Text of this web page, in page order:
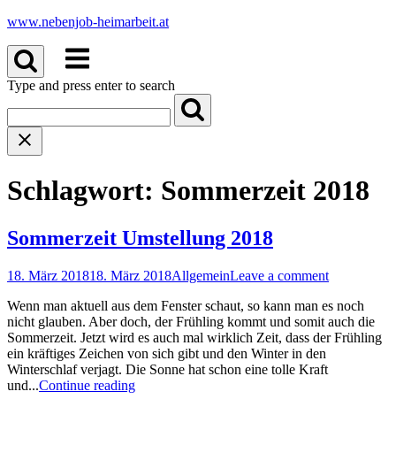
Skip
content
www.nebenjob-heimarbeit.at
Menu
Type and press enter to search
Schlagwort: Sommerzeit 2018
Sommerzeit Umstellung 2018
18. März 201818. März 2018AllgemeinLeave a comment
Wenn man aktuell aus dem Fenster schaut, so kann man es noch
nicht glauben. Aber doch, der Frühling kommt und somit auch die
Sommerzeit. Jetzt wird es auch mal wirklich Zeit, dass der Frühling
ein kräftiges Zeichen von sich gibt und den Winter in den
Winterschlaf verjagt. Die Sonne hat schon eine tolle Kraft
und...Continue reading